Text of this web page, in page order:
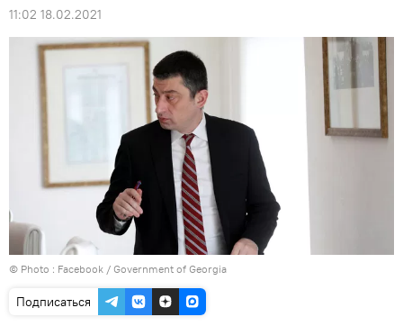
11:02 18.02.2021
© Photo : Fасеbook / Government of Georgia
Подписаться